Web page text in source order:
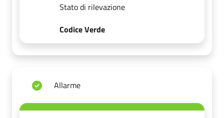
Stato di rilevazione
Codice Verde
Allarme